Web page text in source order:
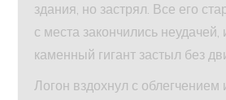
здания, но застрял. Все его
с места закончились неудачей,
каменный гигант застыл без
Логон вздохнул с облегчением